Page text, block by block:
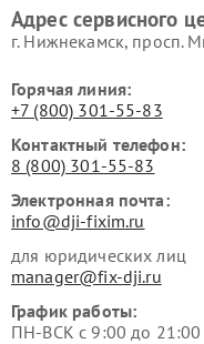
Адрес сервисного
г. Нижнекамск, просп.
Горячая линия:
+7 (800) 301-55-83
Контактный телефон:
8 (800) 301-55-83
Электронная почта:
info@dji-fixim.ru
для юридических лиц
manager@fix-dji.ru
График работы:
ПН-ВСК с 9:00 до